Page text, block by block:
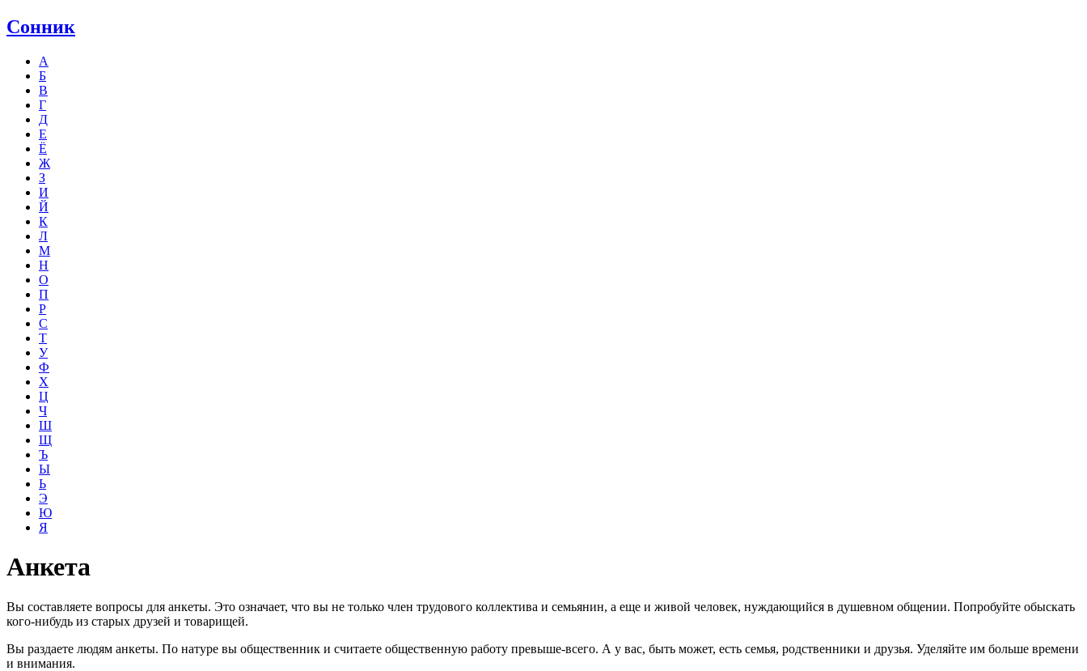
Сонник
А
Б
В
Г
Д
Е
Ё
Ж
З
И
Й
К
Л
М
Н
О
П
Р
С
Т
У
Ф
Х
Ц
Ч
Ш
Щ
Ъ
Ы
Ь
Э
Ю
Я
Анкета
Вы составляете вопросы для анкеты. Это означает, что вы не только член трудового коллектива и семьянин, а еще и живой человек, нуждающийся в душевном общении. Попробуйте обыскать
кого-нибудь из старых друзей и товарищей.
Вы раздаете людям анкеты. По натуре вы общественник и считаете общественную работу превыше-всего. А у вас, быть может, есть семья, родственники и друзья. Уделяйте им больше времени
и внимания.